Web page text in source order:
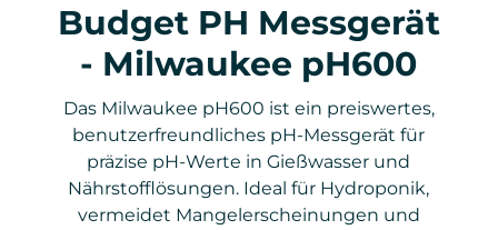
Budget PH Messgerät
- Milwaukee pH600
Das Milwaukee pH600 ist ein preiswertes,
benutzerfreundliches pH-Messgerät für
präzise pH-Werte in Gießwasser und
Nährstofflösungen. Ideal für Hydroponik,
vermeidet Mangelerscheinungen und